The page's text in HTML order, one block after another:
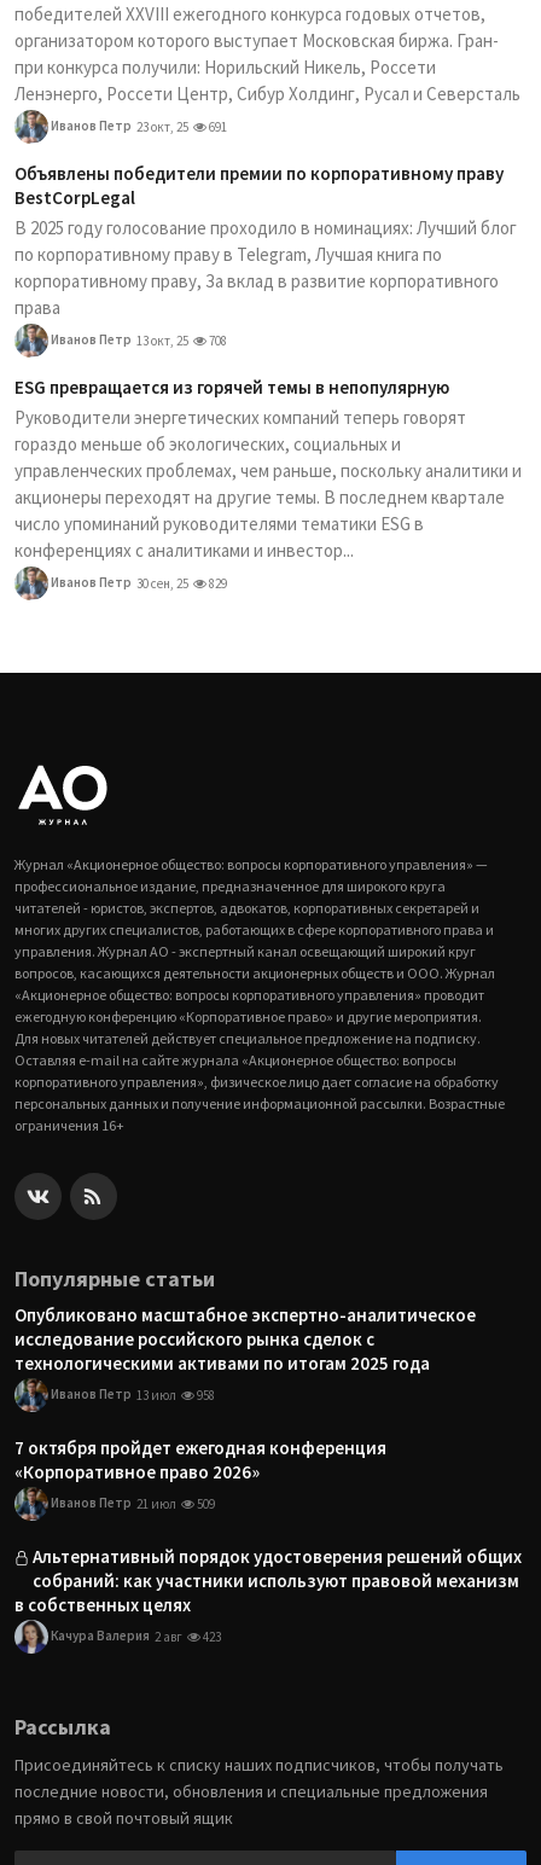
победителей XXVIII ежегодного конкурса годовых отчетов,
организатором которого выступает Московская биржа. Гран-
при конкурса получили: Норильский Никель, Россети
Ленэнерго, Россети Центр, Сибур Холдинг, Русал и Северсталь
Иванов Петр 23 окт, 25 691
Объявлены победители премии по корпоративному праву
BestCorpLegal
В 2025 году голосование проходило в номинациях: Лучший блог
по корпоративному праву в Telegram, Лучшая книга по
корпоративному праву, За вклад в развитие корпоративного
права
Иванов Петр 13 окт, 25 708
ESG превращается из горячей темы в непопулярную
Руководители энергетических компаний теперь говорят
гораздо меньше об экологических, социальных и
управленческих проблемах, чем раньше, поскольку аналитики и
акционеры переходят на другие темы. В последнем квартале
число упоминаний руководителями тематики ESG в
конференциях с аналитиками и инвестор...
Иванов Петр 30 сен, 25 829
Журнал «Акционерное общество: вопросы корпоративного управления» —
профессиональное издание, предназначенное для широкого круга
читателей - юристов, экспертов, адвокатов, корпоративных секретарей и
многих других специалистов, работающих в сфере корпоративного права и
управления. Журнал АО - экспертный канал освещающий широкий круг
вопросов, касающихся деятельности акционерных обществ и ООО. Журнал
«Акционерное общество: вопросы корпоративного управления» проводит
ежегодную конференцию «Корпоративное право» и другие мероприятия.
Для новых читателей действует специальное предложение на подписку.
Оставляя e-mail на сайте журнала «Акционерное общество: вопросы
корпоративного управления», физическое лицо дает согласие на обработку
персональных данных и получение информационной рассылки. Возрастные
ограничения 16+
Популярные статьи
Опубликовано масштабное экспертно-аналитическое
исследование российского рынка сделок с
технологическими активами по итогам 2025 года
Иванов Петр 13 июл 958
7 октября пройдет ежегодная конференция
«Корпоративное право 2026»
Иванов Петр 21 июл 509
Альтернативный порядок удостоверения решений общих
собраний: как участники используют правовой механизм
в собственных целях
Качура Валерия 2 авг 423
Рассылка
Присоединяйтесь к списку наших подписчиков, чтобы получать
последние новости, обновления и специальные предложения
прямо в свой почтовый ящик